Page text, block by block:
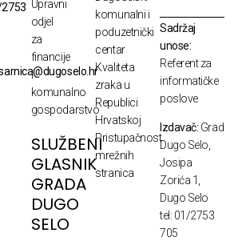
Upravni
odjel
za
financije
i
komunalno
gospodarstvo
SLUŽBENI
GLASNIK
GRADA
DUGO
SELO
komunalni i
poduzetnički
centar
Kvaliteta
zraka u
Republici
Hrvatskoj
Pristupačnost
mrežnih
stranica
Sadržaj
unose:
Referent za
informatičke
poslove
Izdavač: Grad
Dugo Selo,
Josipa
Zorića 1,
Dugo Selo
tel: 01/2753
705